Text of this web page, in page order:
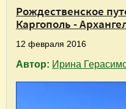
Рождественское
Каргополь -
12 февраля 2016
Автор: Ирина